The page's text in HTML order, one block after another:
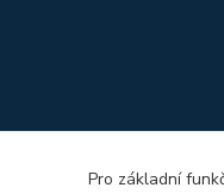
Pro základní